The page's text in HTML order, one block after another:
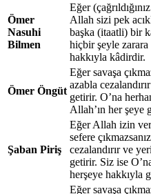
Ömer
Nasuhi
Bilmen
Eğer
Allah sizi pek
başka (itaatli) bir
hiçbir şeyle zarara
hakkıyla kâdirdir.
Ömer Öngüt
Eğer savaşa
azabla
getirir. O’na
Allah’ın her şeye
Şaban Piriş
Eğer Allah izin
sefere
cezalandırır ve
getirir. Siz ise
herşeye hakkıyla
Eğer savaşa